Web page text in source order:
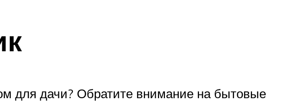
для дачи? Обратите внимание на бытовые